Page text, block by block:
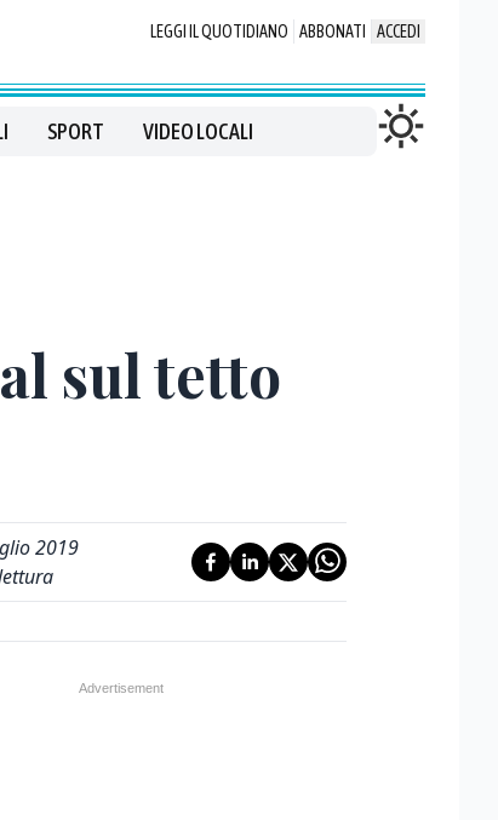
LEGGI IL QUOTIDIANO ABBONATI ACCEDI
SPORT VIDEO LOCALI
sul tetto
2019